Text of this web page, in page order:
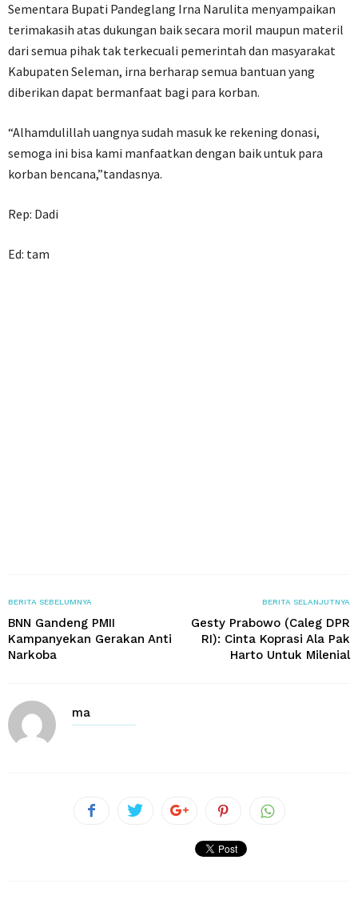
Sementara Bupati Pandeglang Irna Narulita menyampaikan
terimakasih atas dukungan baik secara moril maupun materil
dari semua pihak tak terkecuali pemerintah dan masyarakat
Kabupaten Seleman, irna berharap semua bantuan yang
diberikan dapat bermanfaat bagi para korban.
“Alhamdulillah uangnya sudah masuk ke rekening donasi,
semoga ini bisa kami manfaatkan dengan baik untuk para
korban bencana,”tandasnya.
Rep: Dadi
Ed: tam
BERITA SEBELUMNYA
BNN Gandeng PMII
Kampanyekan Gerakan Anti
Narkoba
BERITA SELANJUTNYA
Gesty Prabowo (Caleg DPR
RI): Cinta Koprasi Ala Pak
Harto Untuk Milenial
ma